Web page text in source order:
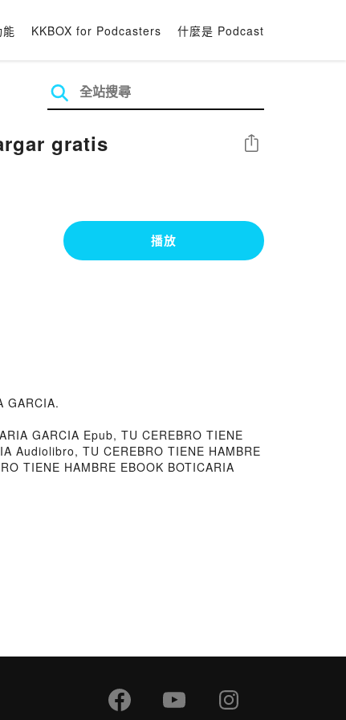
KKBOX for Podcasters 什麼是 Podcast
EBOOK descargar gratis 分享
播放
GARCIA.
GARCIA Epub, TU CEREBRO TIENE
Audiolibro, TU CEREBRO TIENE HAMBRE
TIENE HAMBRE EBOOK BOTICARIA